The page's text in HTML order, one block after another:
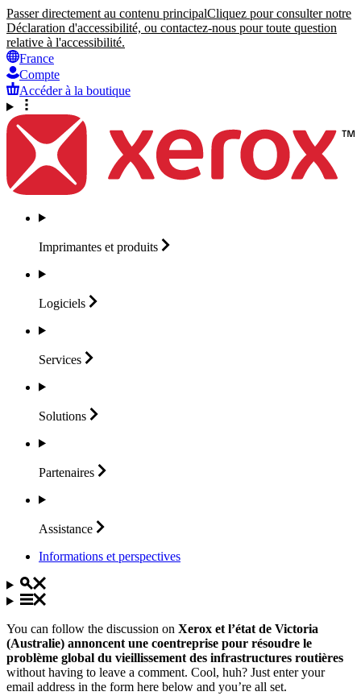
Passer directement au contenu principalCliquez pour consulter notre
Déclaration d'accessibilité, ou contactez-nous pour toute question
relative à l'accessibilité.
France
Compte
Accéder à la boutique
Imprimantes et produits
Logiciels
Services
Solutions
Partenaires
Assistance
Informations et perspectives
You can follow the discussion on Xerox et l’état de Victoria
(Australie) annoncent une coentreprise pour résoudre le
problème global du vieillissement des infrastructures routières
without having to leave a comment. Cool, huh? Just enter your
email address in the form here below and you’re all set.